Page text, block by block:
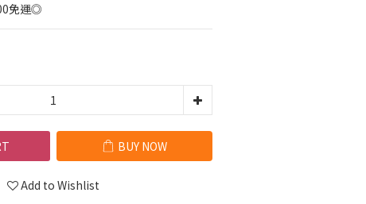
免運◎
BUY NOW
Add to Wishlist